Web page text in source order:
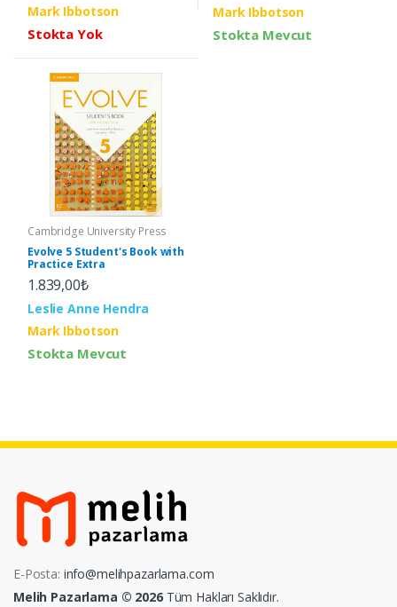
Mark Ibbotson
Stokta Yok
Mark Ibbotson
Stokta Mevcut
Cambridge University Press
Evolve 5 Student's Book with
Practice Extra
1.839,00₺
Leslie Anne Hendra
Mark Ibbotson
Stokta Mevcut
E-Posta: info@melihpazarlama.com
Melih Pazarlama © 2026Tüm Hakları Saklıdır.